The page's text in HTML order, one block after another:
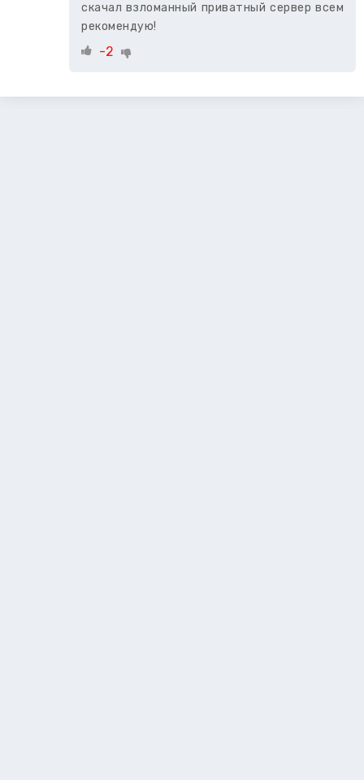
скачал взломанный приватный сервер всем
рекомендую!
-2